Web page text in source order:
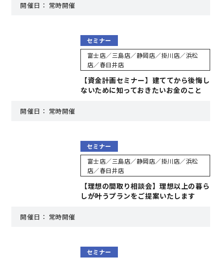
Glass Arts
お客さまの声
土地情報
近日分譲予定情報
採用情報
開催日： 常時開催
セミナー
富士店／三島店／静岡店／掛川店／浜松
店／春日井店
【資金計画セミナー】建ててから後悔し
ないために知っておきたいお金のこと
開催日： 常時開催
セミナー
富士店／三島店／静岡店／掛川店／浜松
店／春日井店
【理想の間取り相談会】理想以上の暮ら
しが叶うプランをご提案いたします
開催日： 常時開催
セミナー